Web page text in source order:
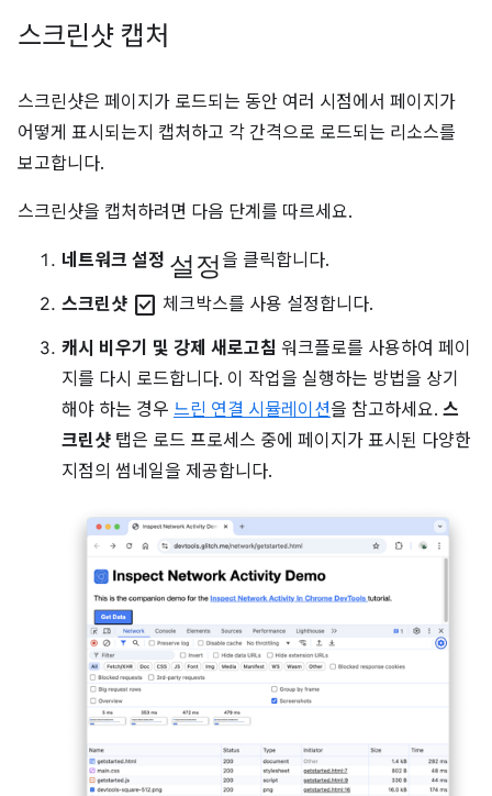
스크린샷 캡처
스크린샷은 페이지가 로드되는 동안 여러 시점에서 페이지가
어떻게 표시되는지 캡처하고 각 간격으로 로드되는 리소스를
보고합니다.
스크린샷을 캡처하려면 다음 단계를 따르세요.
네트워크 설정 설정 을 클릭합니다.
스크린샷 check_box 체크박스를 사용 설정합니다.
캐시 비우기 및 강제 새로고침 워크플로를 사용하여 페이
지를 다시 로드합니다. 이 작업을 실행하는 방법을 상기
해야 하는 경우 느린 연결 시뮬레이션을 참고하세요. 스
크린샷 탭은 로드 프로세스 중에 페이지가 표시된 다양한
지점의 썸네일을 제공합니다.